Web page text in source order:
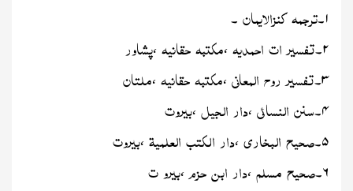
۱۔ترجمہکنزالایمان ۔
۲۔تفسیراتاحمدیہ،مکتبہحقانیہ،پشاور
۳۔تفسیر روحالمعانی،مکتبہحقانیہ،ملتان
۴۔سننالنسائی،دارالجیل،بیروت
۵۔صحیحالبخاری،دارالکتبالعلمیۃ،بیروت
۶۔صحیحمسلم،دارابنحزم،بیروت